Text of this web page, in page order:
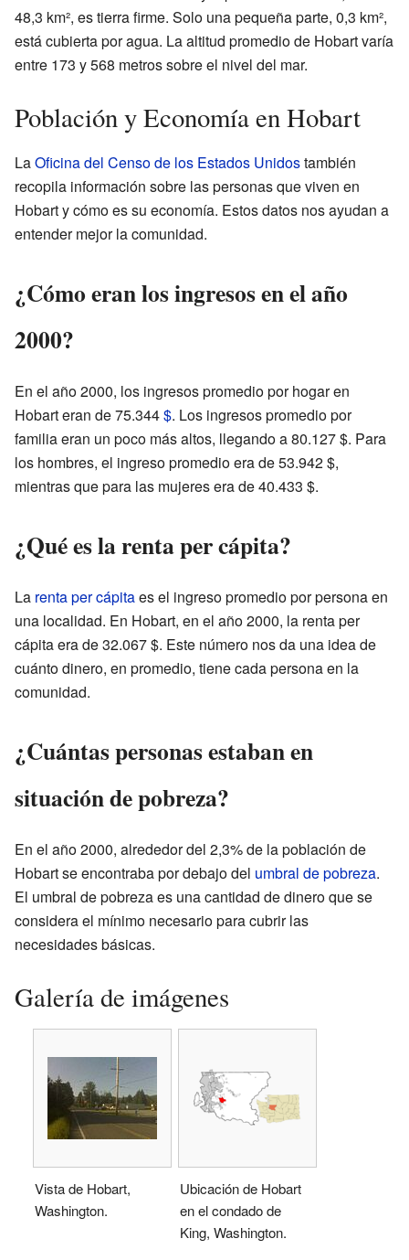
48,3 km², es tierra firme. Solo una pequeña parte, 0,3 km²,
está cubierta por agua. La altitud promedio de Hobart varía
entre 173 y 568 metros sobre el nivel del mar.
Población y Economía en Hobart
LaOficina del Censo de los Estados Unidostambién
recopila información sobre las personas que viven en
Hobart y cómo es su economía. Estos datos nos ayudan a
entender mejor la comunidad.
¿Cómo eran los ingresos en el año
2000?
En el año 2000, los ingresos promedio por hogar en
Hobart eran de 75.344$. Los ingresos promedio por
familia eran un poco más altos, llegando a 80.127 $. Para
los hombres, el ingreso promedio era de 53.942 $,
mientras que para las mujeres era de 40.433 $.
¿Qué es la renta per cápita?
La renta per cápitaes el ingreso promedio por persona en
una localidad. En Hobart, en el año 2000, la renta per
cápita era de 32.067 $. Este número nos da una idea de
cuánto dinero, en promedio, tiene cada persona en la
comunidad.
¿Cuántas personas estaban en
situación de pobreza?
En el año 2000, alrededor del 2,3% de la población de
Hobart se encontraba por debajo del umbral de pobreza.
El umbral de pobreza es una cantidad de dinero que se
considera el mínimo necesario para cubrir las
necesidades básicas.
Galería de imágenes
Vista de Hobart,
Washington.
Ubicación de Hobart
en el condado de
King, Washington.